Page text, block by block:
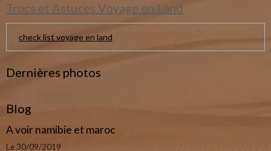
Trucs et Astuces Voyage en Land
check list voyage en land
Dernières photos
Blog
A voir namibie et maroc
Le 30/09/2019